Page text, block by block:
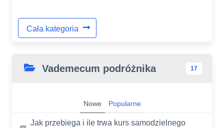
Cała kategoria
Vademecum podróżnika 17
Nowe Popularne
Jak przebiega i ile trwa kurs samodzielnego